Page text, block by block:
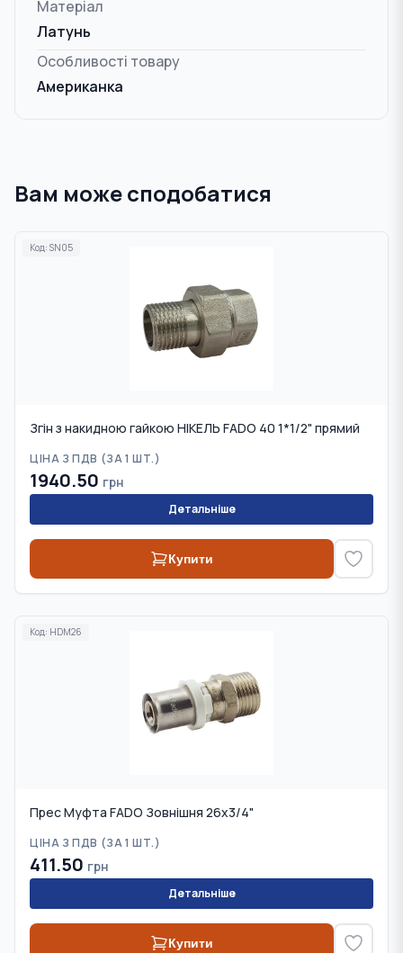
Матеріал
Латунь
Особливості товару
Американка
Вам може сподобатися
Код: SN05
Згін з накидною гайкою НІКЕЛЬ FADO 40 1*1/2" прямий
ЦІНА З ПДВ (ЗА 1 ШТ.)
1940.50 грн
Детальніше
Купити
Код: HDM26
Прес Муфта FADO Зовнішня 26x3/4"
ЦІНА З ПДВ (ЗА 1 ШТ.)
411.50 грн
Детальніше
Купити